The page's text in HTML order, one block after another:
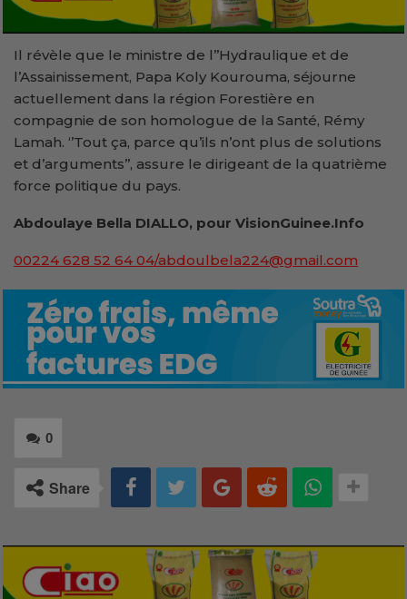
Il révèle que le ministre de l’’Hydraulique et de
l’Assainissement, Papa Koly Kourouma, séjourne
actuellement dans la région Forestière en
compagnie de son homologue de la Santé, Rémy
Lamah. ‘’Tout ça, parce qu’ils n’ont plus de solutions
et d’arguments’’, assure le dirigeant de la quatrième
force politique du pays.
Abdoulaye Bella DIALLO, pour VisionGuinee.Info
00224 628 52 64 04/abdoulbela224@gmail.com
0
Share